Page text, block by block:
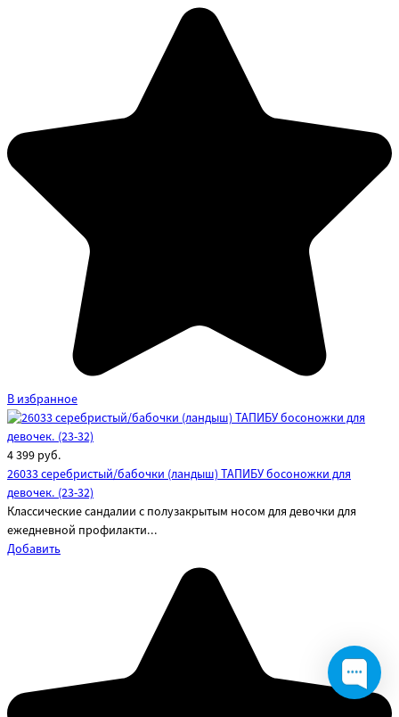
В избранное
4 399 руб.
26033 серебристый/бабочки (ландыш) ТАПИБУ босоножки для
девочек. (23-32)
Классические сандалии с полузакрытым носом для девочки для
ежедневной профилакти...
Добавить